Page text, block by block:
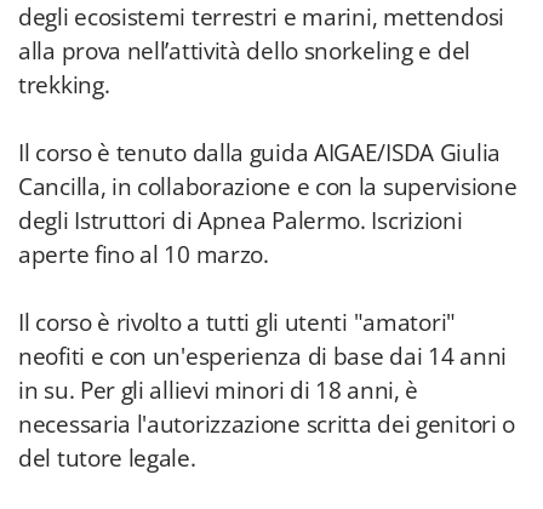
degli ecosistemi terrestri e marini, mettendosi
alla prova nell’attività dello snorkeling e del
trekking.
Il corso è tenuto dalla guida AIGAE/ISDA Giulia
Cancilla, in collaborazione e con la supervisione
degli Istruttori di Apnea Palermo. Iscrizioni
aperte fino al 10 marzo.
Il corso è rivolto a tutti gli utenti "amatori"
neofiti e con un'esperienza di base dai 14 anni
in su. Per gli allievi minori di 18 anni, è
necessaria l'autorizzazione scritta dei genitori o
del tutore legale.